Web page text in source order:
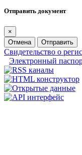
Отправить документ
×
Отмена
Отправить
Свидетельство о
Электронный